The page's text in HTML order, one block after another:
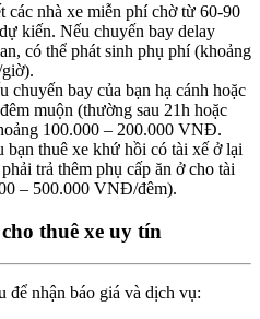
các nhà xe miễn phí chờ từ 60-90
kiến. Nếu chuyến bay delay
có thể phát sinh phụ phí (khoảng
chuyến bay của bạn hạ cánh hoặc
muộn (thường sau 21h hoặc
100.000 – 200.000 VNĐ.
bạn thuê xe khứ hồi có tài xế ở lại
trả thêm phụ cấp ăn ở cho tài
– 500.000 VNĐ/đêm).
thuê xe uy tín
để nhận báo giá và dịch vụ: